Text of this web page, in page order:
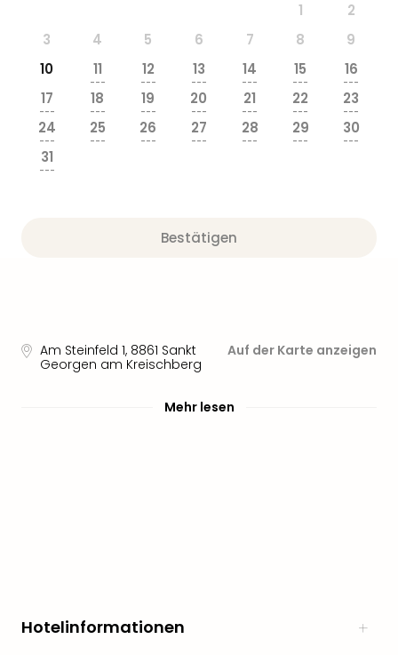
1
2
3
4 5 6 7 8
9
10
11
---
12
---
13
---
14
---
15
---
16
---
17
---
18
---
19
---
20
---
21
---
22
---
23
---
24
---
25
---
26
---
27
---
28
---
29
---
30
---
31
---
Bestätigen
Am Steinfeld 1, 8861 Sankt
Georgen am Kreischberg
Auf der Karte anzeigen
Mehr lesen
Hotelinformationen